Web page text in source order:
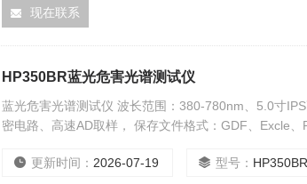
现在联系
HP350BR蓝光危害光谱测试仪
蓝光危害光谱测试仪 波长范围：380-780nm、5.0寸
密电路、高速AD取样， 保存文件格式：GDF、Excle、
更新时间： 2026-07-19 型号： HP350BR